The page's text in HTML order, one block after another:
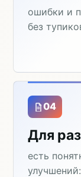
ошибки и
без
04
Для
есть